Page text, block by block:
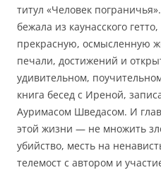
титул «Человек
бежала из каунасского
прекрасную, осмысленную
печали, достижений и
удивительном,
книга бесед с Иреной,
Ауримасом Шведасом. И
этой жизни — не множить
убийство, месть на
телемост с автором и